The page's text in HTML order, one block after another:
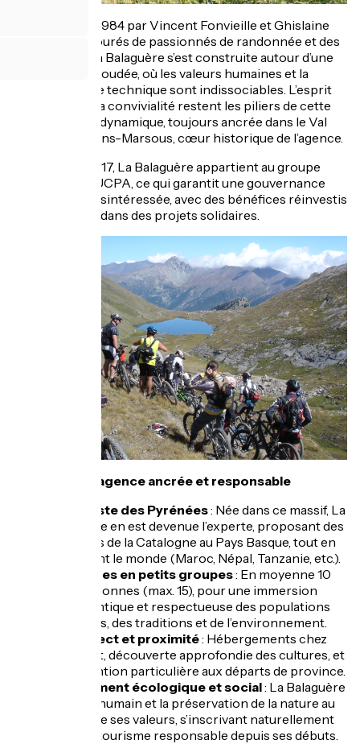
Fondée fin 1984 par Vincent Fonvieille et Ghislaine
Boulech, entourés de passionnés de randonnée et des
Pyrénées, La Balaguère s’est construite autour d’une
équipe soudée, où les valeurs humaines et la
compétence technique sont indissociables. L’esprit
d’équipe et la convivialité restent les piliers de cette
entreprise dynamique, toujours ancrée dans le Val
d’Azun et Arrens-Marsous, cœur historique de l’agence.
Depuis 2017, La Balaguère appartient au groupe
associatif UCPA, ce qui garantit une gouvernance
bénévole et désintéressée, avec des bénéfices réinvestis
dans des projets solidaires.
Une agence ancrée et responsable
Spécialiste des Pyrénées: Née dans ce massif, La
Balaguère en est devenue l’experte, proposant des
voyages de la Catalogne au Pays Basque, tout en
explorant le monde (Maroc, Népal, Tanzanie, etc.).
Voyages en petits groupes: En moyenne 10
personnes (max. 15), pour une immersion
authentique et respectueuse des populations
locales, des traditions et de l’environnement.
Respect et proximité: Hébergements chez
l’habitant, découverte approfondie des cultures, et
une attention particulière aux départs de province.
Engagement écologique et social: La Balaguère
place l’humain et la préservation de la nature au
cœur de ses valeurs, s’inscrivant naturellement
dans le tourisme responsable depuis ses débuts.